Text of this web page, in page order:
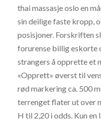
thai massasje oslo en
sin deilige faste kropp,
posisjoner. Forskriften
forurense billig eskorte
strangers å opprette et
«Opprett» øverst til
rød markering ca. 500
terrenget flater ut over
H til 2,20 i odds. Kun